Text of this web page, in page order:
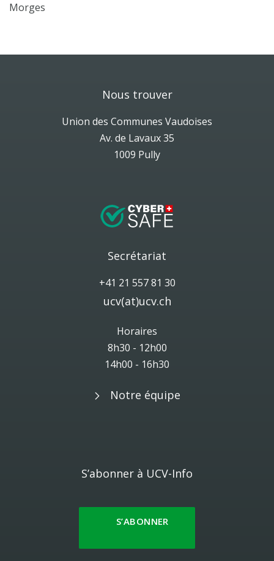
Morges
Nous trouver
Union des Communes Vaudoises
Av. de Lavaux 35
1009 Pully
Secrétariat
+41 21 557 81 30
ucv(at)ucv.ch
Horaires
8h30 - 12h00
14h00 - 16h30
Notre équipe
S’abonner à UCV-Info
S’ABONNER